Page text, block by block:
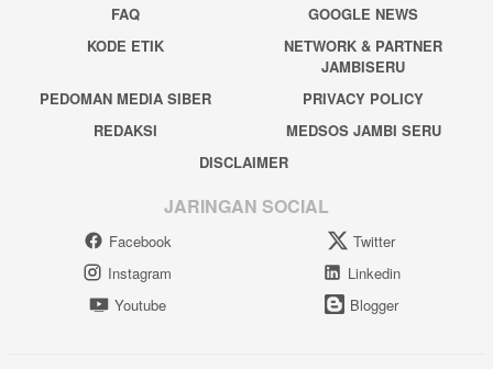
FAQ
GOOGLE NEWS
KODE ETIK
NETWORK & PARTNER
JAMBISERU
PEDOMAN MEDIA SIBER
PRIVACY POLICY
REDAKSI
MEDSOS JAMBI SERU
DISCLAIMER
JARINGAN SOCIAL
Facebook
Twitter
Instagram
Linkedin
Youtube
Blogger